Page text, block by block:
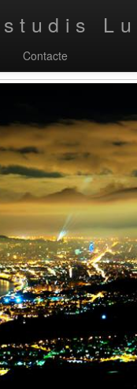
Contacte